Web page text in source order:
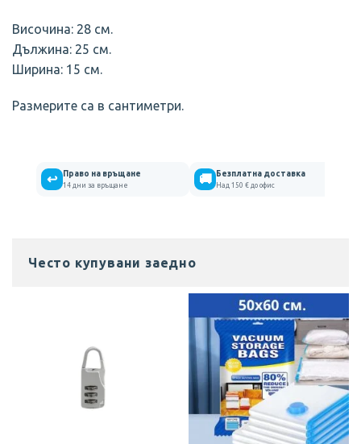
Височина: 28 см.
Дължина: 25 см.
Ширина: 15 см.
Размерите са в сантиметри.
↩ Право на връщане
14 дни за връщане 🚚 Безплатна доставка
Над 150 € до офис
Често купувани заедно